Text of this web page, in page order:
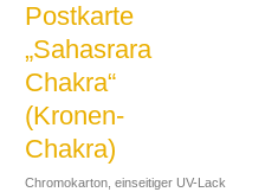
Postkarte
„Sahasrara
Chakra“
(Kronen-
Chakra)
Chromokarton, einseitiger UV-Lack